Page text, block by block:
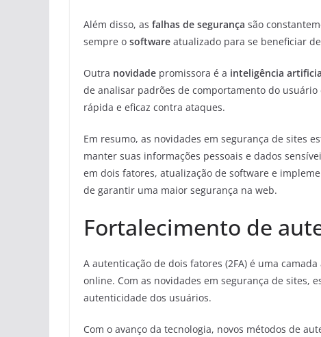
Além disso, as falhas de segurança são
sempre o software atualizado para se beneficiar
Outra novidade promissora é a inteligência
de analisar padrões de comportamento do
rápida e eficaz contra ataques.
Em resumo, as novidades em segurança de sites
manter suas informações pessoais e dados
em dois fatores, atualização de software e
de garantir uma maior segurança na web.
Fortalecimento de
A autenticação de dois fatores (2FA) é uma
online. Com as novidades em segurança de sites,
autenticidade dos usuários.
Com o avanço da tecnologia, novos métodos de